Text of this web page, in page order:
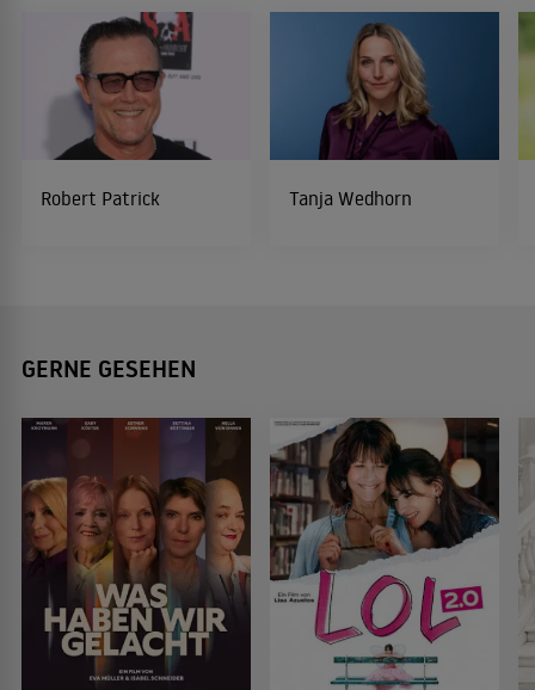
Robert Patrick Tanja Wedhorn
GERNE GESEHEN